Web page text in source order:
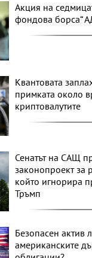
Акция на
фондова борса“
Квантовата
примката около
криптовалутите
Сенатът на САЩ
законопроект за
който игнорира
Тръмп
Безопасен актив
американските